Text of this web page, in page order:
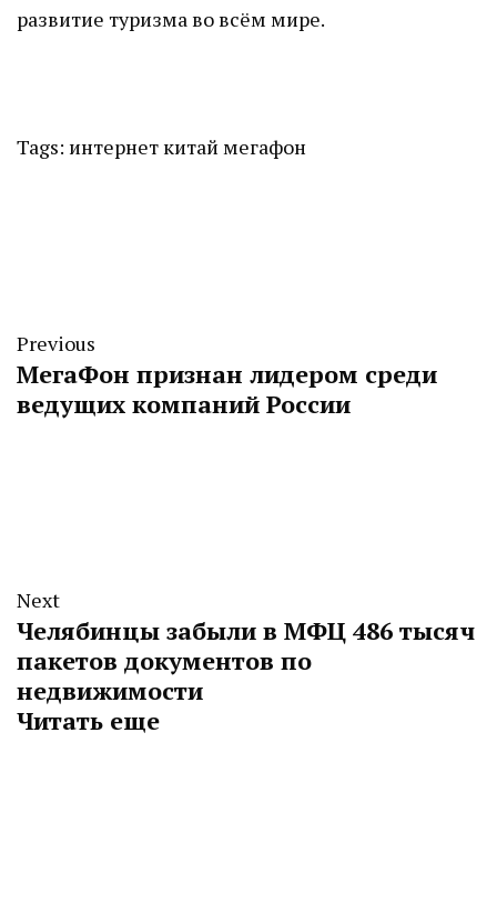
развитие туризма во всём мире.
Tags: интернеткитай мегафон
Previous
МегаФон признан лидером среди
ведущих компаний России
Next
Челябинцы забыли в МФЦ 486 тысяч
пакетов документов по
недвижимости
Читать еще